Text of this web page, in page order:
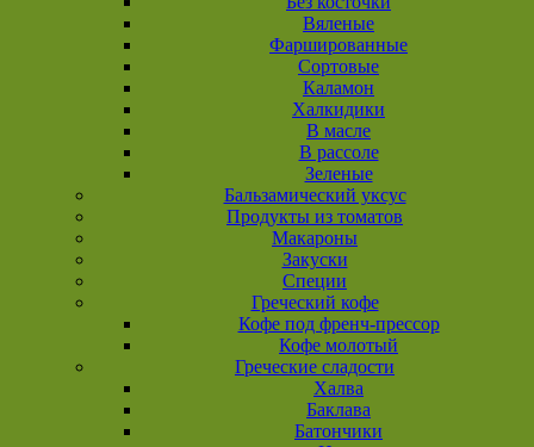
Вяленые
Фаршированные
Сортовые
Каламон
Халкидики
В масле
В рассоле
Зеленые
Бальзамический уксус
Продукты из томатов
Макароны
Закуски
Специи
Греческий кофе
Кофе под френч-прессор
Кофе молотый
Греческие сладости
Халва
Баклава
Батончики